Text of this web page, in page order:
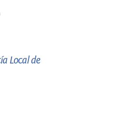
Local de